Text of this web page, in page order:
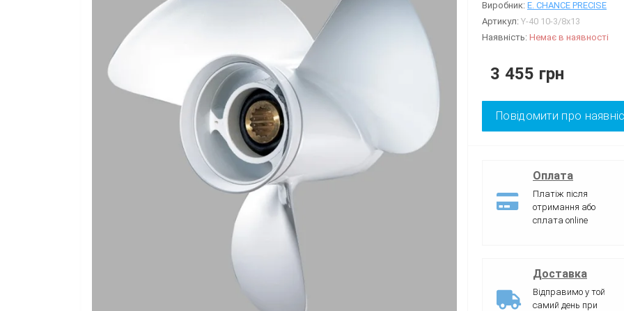
Виробник: E. CHANCE PRECISE
Артикул: Y-40 10-3/8x13
Наявність: Немає в наявності
3 455 грн
Повідомити про
Оплата
Платіж після
отримання або
сплата online
Доставка
Відправимо у той
самий день при